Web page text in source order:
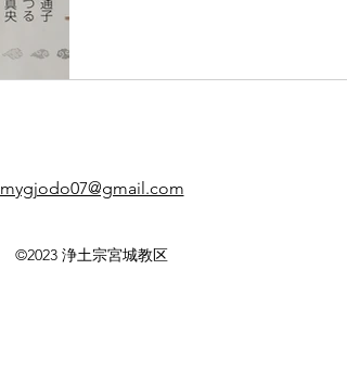
mygjodo07@gmail.com
©2023 浄土宗宮城教区